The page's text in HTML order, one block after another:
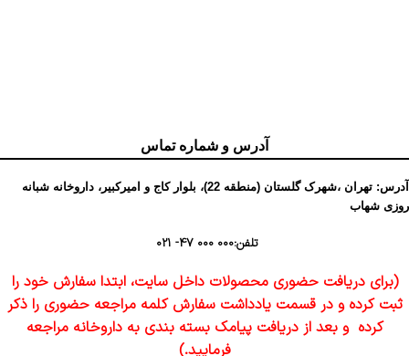
آدرس و شماره تماس
آدرس: تهران ،شهرک گلستان (منطقه 22)، بلوار کاج و امیرکبیر، داروخانه شبانه
روزی شهاب
تلفن:000 000 47- 021
(برای دریافت حضوری محصولات داخل سایت، ابتدا سفارش خود را
ثبت کرده و در قسمت یادداشت سفارش کلمه مراجعه حضوری را ذکر
کرده و بعد از دریافت پیامک بسته بندی به داروخانه مراجعه
فرمایید.)